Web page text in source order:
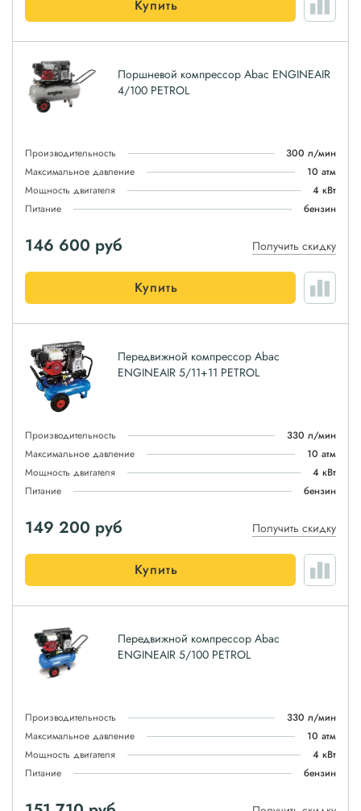
Купить
Поршневой компрессор Abac ENGINEAIR
4/100 PETROL
Производительность
300 л/мин
Максимальное давление
10 атм
Мощность двигателя
4 кВт
Питание
бензин
146 600 руб Получить скидку
Купить
Передвижной компрессор Abac
ENGINEAIR 5/11+11 PETROL
Производительность
330 л/мин
Максимальное давление
10 атм
Мощность двигателя
4 кВт
Питание
бензин
149 200 руб Получить скидку
Купить
Передвижной компрессор Abac
ENGINEAIR 5/100 PETROL
Производительность
330 л/мин
Максимальное давление
10 атм
Мощность двигателя
4 кВт
Питание
бензин